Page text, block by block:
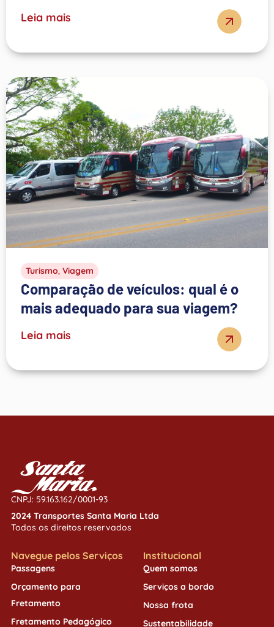
Leia mais
Turismo, Viagem
Comparação de veículos: qual é o
mais adequado para sua viagem?
Leia mais
CNPJ: 59.163.162/0001-93
2024 Transportes Santa Maria Ltda
Todos os direitos reservados
Navegue pelos Serviços
Passagens
Orçamento para
Fretamento
Fretamento Pedagógico
Institucional
Quem somos
Serviços a bordo
Nossa frota
Sustentabilidade